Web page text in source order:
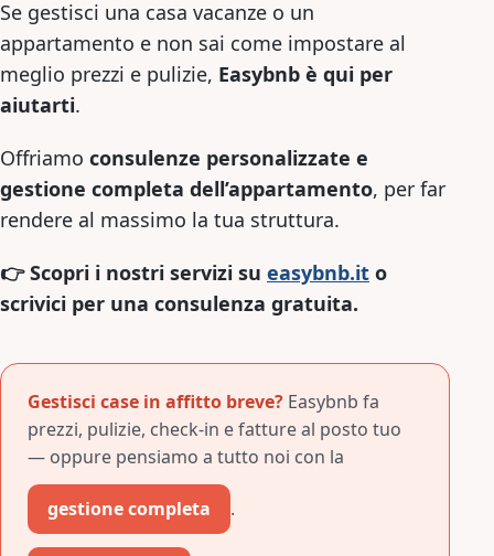
Se gestisci una casa vacanze o un
appartamento e non sai come impostare al
meglio prezzi e pulizie, Easybnb è qui per
aiutarti.
Offriamo consulenze personalizzate e
gestione completa dell’appartamento, per far
rendere al massimo la tua struttura.
👉 Scopri i nostri servizi su easybnb.it o
scrivici per una consulenza gratuita.
Gestisci case in affitto breve? Easybnb fa
prezzi, pulizie, check-in e fatture al posto tuo
— oppure pensiamo a tutto noi con la
gestione completa .